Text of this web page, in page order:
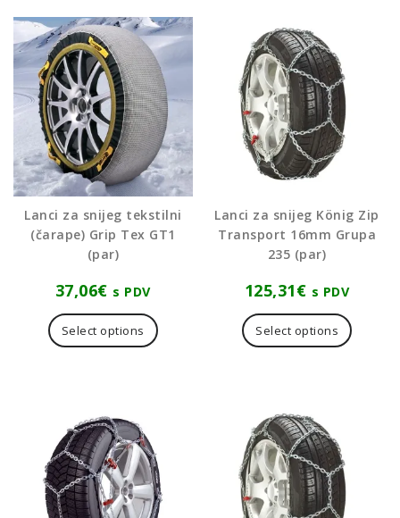
Lanci za snijeg tekstilni
(čarape) Grip Tex GT1
(par)
37,06€ s PDV
Select options
proizvod
odabrati
na
stranici
proizvoda
Lanci za snijeg König Zip
Transport 16mm Grupa
235 (par)
125,31€ s PDV
Select options